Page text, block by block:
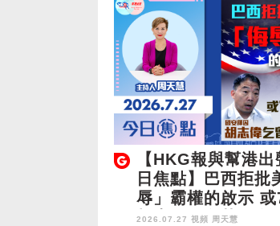
【HKG報與幫港
日焦點】巴西拒批
辱」霸權的啟示
胡志偉乞留英唔自量
2026.07.27 視頻 周天慧